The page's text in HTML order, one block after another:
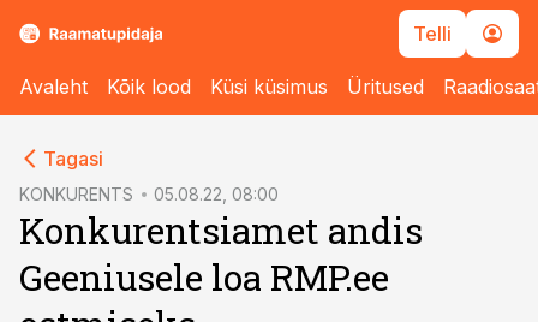
Telli
Avaleht Kõik lood Küsi küsimus Üritused
Tagasi
KONKURENTS 05.08.22, 08:00
Konkurentsiamet andis
Geeniusele loa RMP.ee